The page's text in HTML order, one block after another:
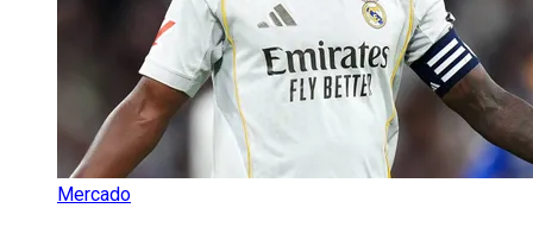
Mercado